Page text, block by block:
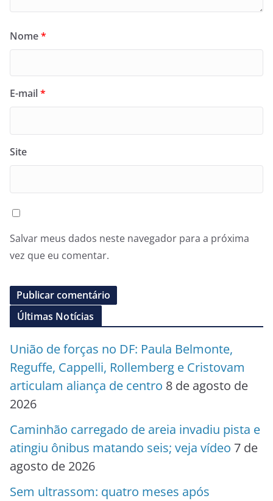
Nome*
E-mail*
Site
Salvar meus dados neste navegador para a próxima
vez que eu comentar.
Últimas Notícias
União de forças no DF: Paula Belmonte,
Reguffe, Cappelli, Rollemberg e Cristovam
articulam aliança de centro 8 de agosto de
2026
Caminhão carregado de areia invadiu pista e
atingiu ônibus matando seis; veja vídeo 7 de
agosto de 2026
Sem ultrassom: quatro meses após